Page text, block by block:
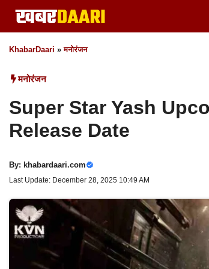
Skip
to
content
KhabarDaari »मनोरंजन
मनोरंजन
Super Star Yash
Release Date
By: khabardaari.com
Last Update: December 28, 2025 10:49 AM